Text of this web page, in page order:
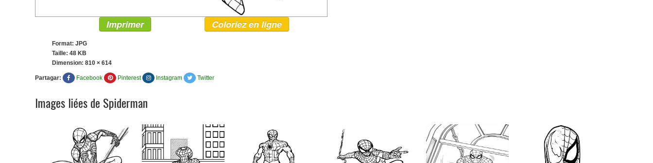
Imprimer Coloriez en ligne
Format: JPG
Taille: 48 KB
Dimension: 810 × 614
Partagar: Facebook Pinterest Instagram Twitter
Images liées de Spiderman